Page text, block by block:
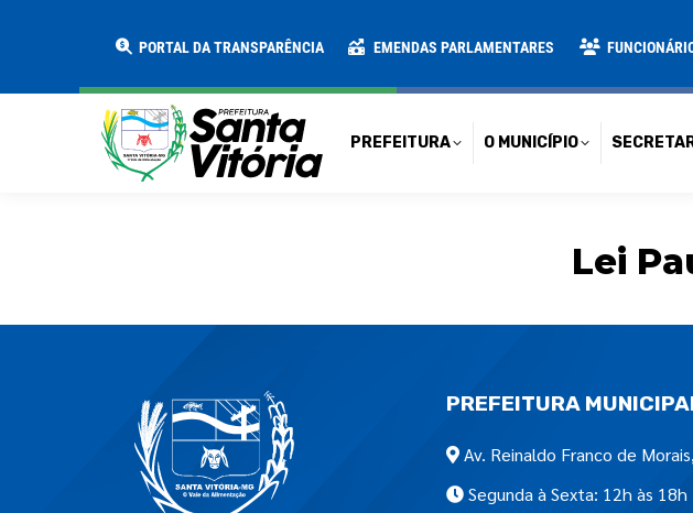
PORTAL DA TRANSPARÊNCIA EMENDAS PARLAMENTARES
PREFEITURA O MUNICÍPIO
Lei
PREFEITURA
Av. Reinaldo Franco de
Segunda à Sexta: 12h às 18h